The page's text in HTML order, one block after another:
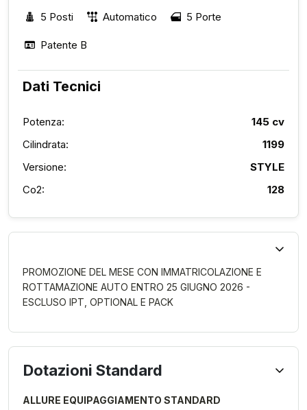
5 Posti Automatico 5 Porte
Patente B
Dati Tecnici
Potenza:
145 cv
Cilindrata:
1199
Versione:
STYLE
Co2:
128
PROMOZIONE DEL MESE CON IMMATRICOLAZIONE E
ROTTAMAZIONE AUTO ENTRO 25 GIUGNO 2026 -
ESCLUSO IPT, OPTIONAL E PACK
Dotazioni Standard
ALLURE EQUIPAGGIAMENTO STANDARD